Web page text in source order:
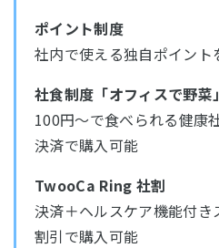
ポイント制度
社内で使える独自ポイント
社食制度「オフィスで野菜」
100円〜で食べられる健康
決済で購入可能
TwooCa Ring 社割
決済＋ヘルスケア機能付き
割引で購入可能